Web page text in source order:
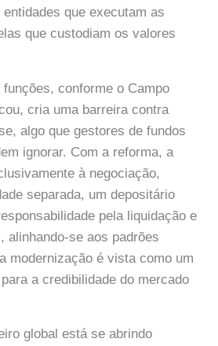
que executam as
que custodiam os valores
conforme o Campo
cria uma barreira contra
algo que gestores de fundos
ignorar. Com a reforma, a
à negociação,
separada, um depositário
pela liquidação e
alinhando-se aos padrões
modernização é vista como um
a credibilidade do mercado
global está se abrindo